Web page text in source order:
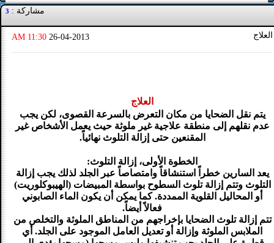
مشاركة : 3
العلاج 26-04-2013
11:30 AM
العلاج
يتم نقل الضحايا من مكان التعرض بالسرعة القصوى، لكن يجب
عدم نقلهم إلى منطقة علاجية غير ملوثة حيث يعمل الأشخاص غير
المقنعين حتى إزالة التلوث نهائياً.
الخطوة الأولى، إزالة التلوث:
يعد السارين خطراً استنشاقاً وامتصاصاً عبر الجلد لذلك يجب إزالة
التلوث وتتم إزالة تلوث السطوح بواسطة المبيضات (الهيبوكلوريت)
أو المحاليل القلوية الممددة. كما يمكن أن يكون الماء الصابوني
فعالاً أيضاً.
تتم إزالة تلوث الضحايا بإخراجهم من المناطق الملوثة والتخلص من
الملابس الملوثة وإزالة أو تعديل العامل الموجود على الجلد. أي